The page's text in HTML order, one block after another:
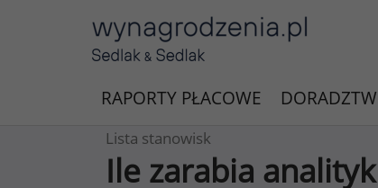
RAPORTY PŁACOWE
Lista stanowisk
Ile zarabia